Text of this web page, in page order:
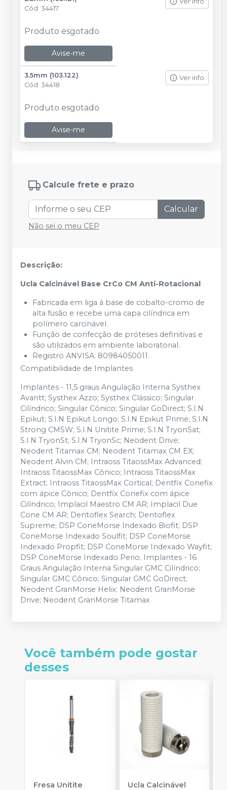
Cód. 34417
Produto esgotado
Avise-me
3.5mm (103.122)
Cód. 34418
Ver info
Produto esgotado
Avise-me
Calcule frete e prazo
Calcular
Não sei o meu CEP
Descrição:
Ucla Calcinável Base CrCo CM Anti-Rotacional
Fabricada em liga á base de cobalto-cromo de
alta fusão e recebe uma capa cilíndrica em
polímero carcinável.
Função de confecção de próteses definitivas e
são utilizados em ambiente laboratorial.
Registro ANVISA: 80984050011.
Compatibilidade de Implantes
Implantes - 11,5 graus Angulação Interna Systhex
Avantt; Systhex Azzo; Systhex Clássico; Singular
Cilíndrico; Singular Cônico; Singular GoDirect; S.I.N
Epikut; S.I.N Epikut Longo; S.I.N Epikut Prime; S.I.N
Strong CMSW; S.I.N Unitite Prime; S.I.N TryonSat;
S.I.N TryonSt; S.I.N TryonSc; Neodent Drive;
Neodent Titamax CM; Neodent Titamax CM EX;
Neodent Alvin CM; Intraoss TitaossMax Advanced;
Intraoss TitaossMax Cônico; Intraoss TitaossMax
Extract; Intraoss TitaossMax Cortical; Dentfix Conefix
com ápice Cônico; Dentfix Conefix com ápice
Cilíndrico; Implacil Maestro CM AR; Implacil Due
Cone CM AR; Dentoflex Search; Dentoflex
Supreme; DSP ConeMorse Indexado Biofit; DSP
ConeMorse Indexado Soulfit; DSP ConeMorse
Indexado Propfit; DSP ConeMorse Indexado Wayfit;
DSP ConeMorse Indexado Perio. Implantes - 16
Graus Angulação Interna Singular GMC Cilíndrico;
Singular GMC Cônico; Singular GMC GoDirect;
Neodent GranMorse Helix; Neodent GranMorse
Drive; Neodent GranMorse Titamax
Você também pode gostar
desses
Fresa Unitite
Ucla Calcinável